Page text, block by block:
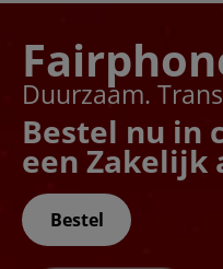
Duurzaam.
Bestel nu in
een Zakelijk
Bestel